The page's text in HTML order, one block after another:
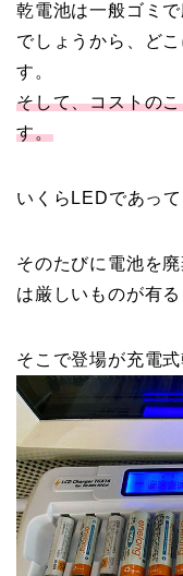
乾電池は一般ゴミ
でしょうから、ど
す。
そして、コストの
す。
いくらLEDであっ
そのたびに電池を
は厳しいものが有る
そこで登場が充電式